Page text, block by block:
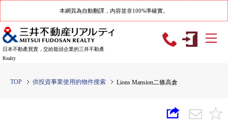
本網頁為自動翻譯，內容並非100%準確實。
日本不動產買賣，交給龍頭企業的三井不動產
Realty
TOP 供投資事業使用的物件搜索 Lions Mansion二條高倉